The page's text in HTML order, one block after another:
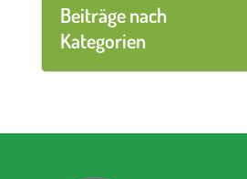
Beiträge nach
Kategorien